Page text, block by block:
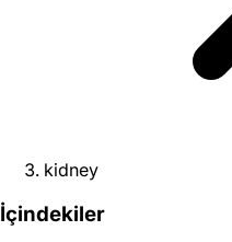
kidney
İçindekiler